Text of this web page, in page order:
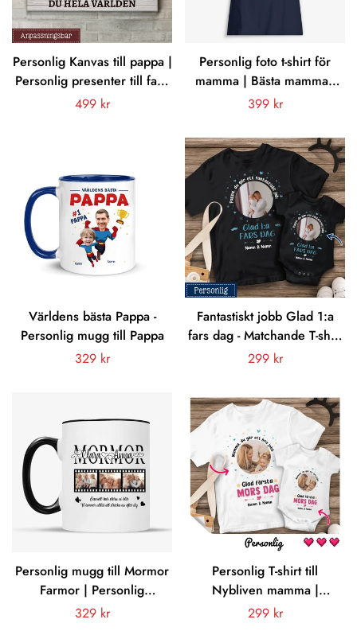
Personlig Kanvas till pappa |
Personlig presenter till far |
För världen är du bara en
Vanligt
499 kr
Personlig foto t-shirt för
mamma | Bästa mamman
någonsin
Vanligt
399 kr
Världens bästa Pappa -
Personlig mugg till Pappa
Vanligt
329 kr
Fantastiskt jobb Glad 1:a
fars dag - Matchande T-shirt
anpassat foto till Pappa och
Vanligt
299 kr
Personlig mugg till Mormor
Farmor | Personlig
presenter till Mormor
Vanligt
329 kr
Personlig T-shirt till
Nybliven mamma |
Personlig present till
Vanligt
299 kr